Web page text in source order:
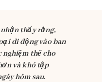
thấy rằng,
di động vào ban
nghiệm thể cho
và khó tập
hôm sau.